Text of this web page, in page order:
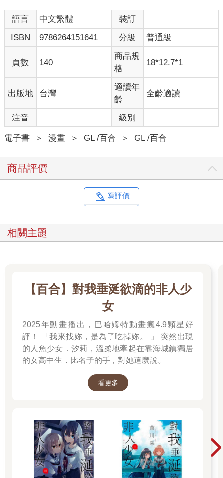
語言 中文繁體
裝訂
ISBN
9786264151641 分級 普通級
頁數 140
商品規
格
18*12.7*1
出版地 台灣
適讀年
齡
全齡適讀
注音 級別
電子書 ＞ 漫畫 ＞ GL /百合 ＞ GL /百合
商品評價
寫評價
相關主題
【百合】對我垂涎欲滴的非人少
女
2025年動畫播出，巴哈姆特動畫瘋4.9顆星好
評！ 「我來找妳，是為了吃掉妳。 」 突然出現
的人魚少女．汐莉，溫柔地牽起在靠海城鎮獨居
的女高中生．比名子的手，對她這麼說。
看更多